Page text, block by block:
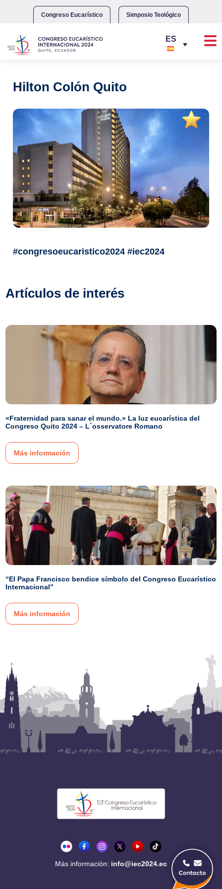
Congreso Eucarístico Simposio Teológico
Hilton Colón Quito
#congresoeucaristico2024 #iec2024
Artículos de interés
«Fraternidad para sanar el mundo.» La luz eucarística del
Congreso Quito 2024 – L´osservatore Romano
Más información
“El Papa Francisco bendice símbolo del Congreso Eucarístico
Internacional”
Más información
Más información: info@iec2024.ec